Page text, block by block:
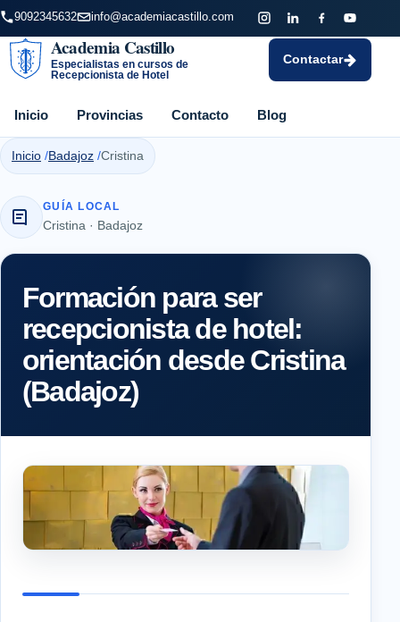
9092345632 info@academiacastillo.com
Academia Castillo
Especialistas en cursos de
Recepcionista de Hotel
Inicio Provincias Contacto Blog
Contactar
Inicio Badajoz Cristina
GUÍA LOCAL
Cristina · Badajoz
Formación para ser
recepcionista de hotel:
orientación desde Cristina
(Badajoz)